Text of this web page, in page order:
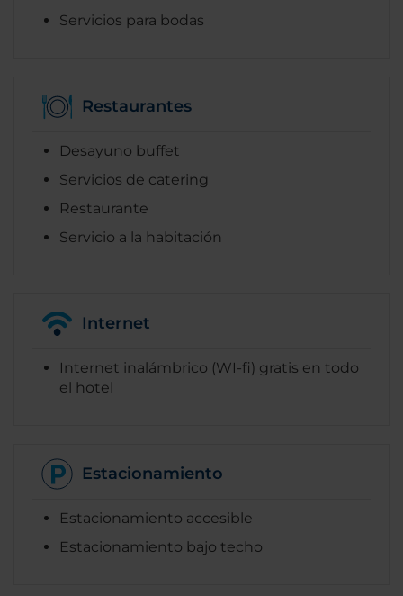
Servicios para bodas
Restaurantes
Desayuno buffet
Servicios de catering
Restaurante
Servicio a la habitación
Internet
Internet inalámbrico (WI-fi) gratis en todo
el hotel
Estacionamiento
Estacionamiento accesible
Estacionamiento bajo techo